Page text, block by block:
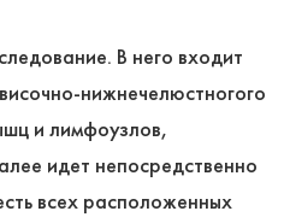
В него входит
нижнечелюстногого
и лимфоузлов,
идет непосредственно
всех расположенных